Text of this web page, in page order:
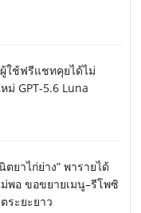
ใช้ฟรีแชทคุยได้ไม่
ม่ GPT-5.6 Luna
ตยาไก่ย่าง” พารายได้
พอ ขอขยายเมนู–รีโพซิ
ระยะยาว